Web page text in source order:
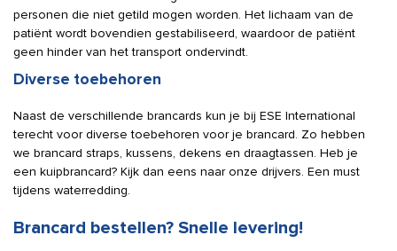
personen die niet getild mogen worden. Het lichaam van de
patiënt wordt bovendien gestabiliseerd, waardoor de patiënt
geen hinder van het transport ondervindt.
Diverse toebehoren
Naast de verschillende brancards kun je bij ESE International
terecht voor diverse toebehoren voor je brancard. Zo hebben
we brancard straps, kussens, dekens en draagtassen. Heb je
een kuipbrancard? Kijk dan eens naar onze drijvers. Een must
tijdens waterredding.
Brancard bestellen? Snelle levering!